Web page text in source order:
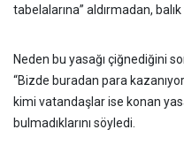
tabelalarına” aldırmadan,
Neden bu yasağı çiğnediğini
“Bizde buradan para
kimi vatandaşlar ise konan
bulmadıklarını söyledi.